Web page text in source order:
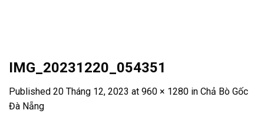
IMG_20231220_054351
Published 20 Tháng 12, 2023 at 960 × 1280 in Chả Bò Gốc
Đà Nẵng